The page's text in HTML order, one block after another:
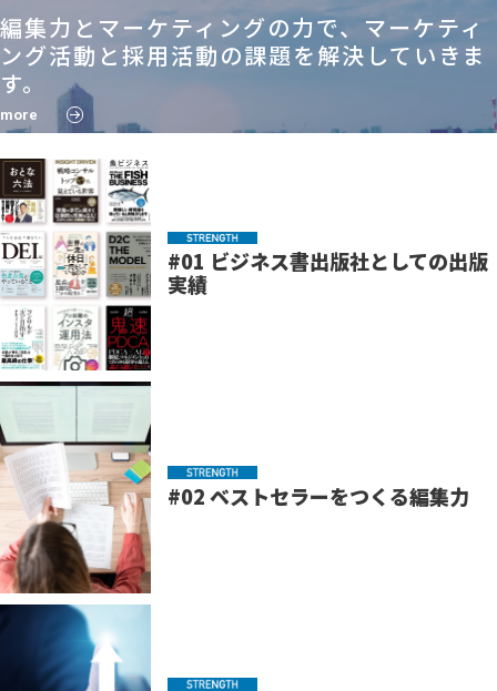
編集力とマーケティングの力で、マーケティ
ング活動と採用活動の課題を解決していきま
す。
more
#01 ビジネス書出版社としての出版
実績
#02 ベストセラーをつくる編集力